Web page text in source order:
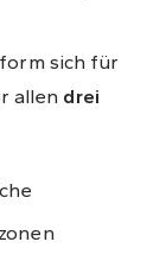
sich für
allen drei